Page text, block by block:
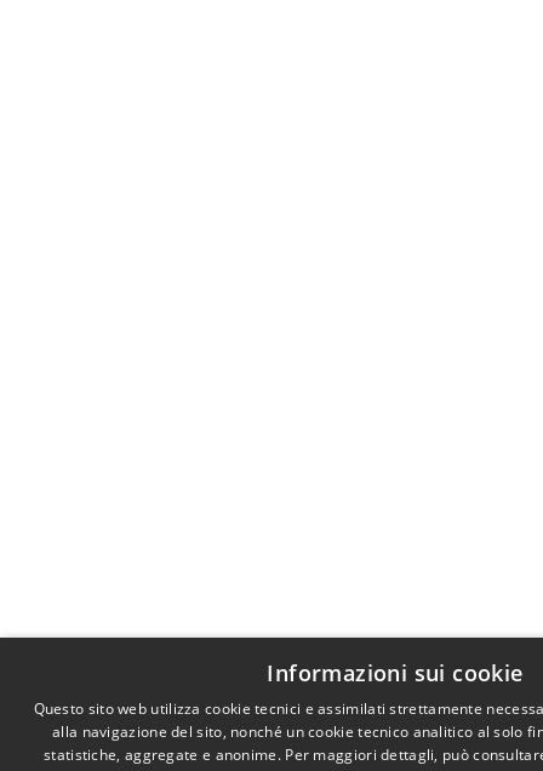
Informazioni sui cookie
Questo sito web utilizza cookie tecnici e assimilati strettamente
alla navigazione del sito, nonché un cookie tecnico analitico al solo
statistiche, aggregate e anonime. Per maggiori dettagli, può